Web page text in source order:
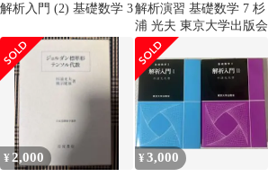
解析入門 (2) 基礎数学 3解析演習 基礎数学 7 杉
浦 光夫 東京大学出版会
¥ 2,000 ¥3,000